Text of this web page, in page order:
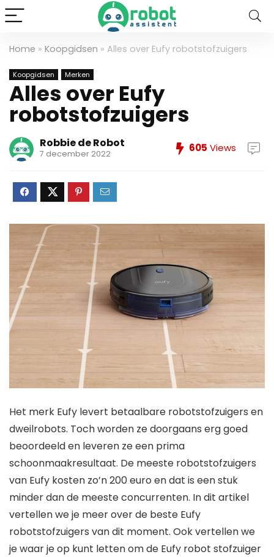
Home » Koopgidsen » Alles over Eufy robotstofzuigers
Koopgidsen Merken
Alles over Eufy
robotstofzuigers
Robbie de Robot
7 december 2022 605 Views
Het merk Eufy levert betaalbare robotstofzuigers en
dweilrobots. Toch worden ze doorgaans erg goed
beoordeeld en leveren ze een prima
schoonmaakresultaat. De meeste robotstofzuigers
van Eufy kosten zo’n 200 euro en dat is een stuk
minder dan de meeste concurrenten. In dit artikel
vertellen we je meer over de beste Eufy
robotstofzuigers van dit moment. Ook vertellen we
je waar je op kunt letten om de Eufy robot stofzuiger